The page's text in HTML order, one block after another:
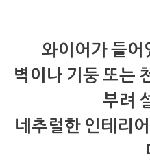
와이어가 들어
벽이나 기둥 또는
부려
네추럴한 인테리